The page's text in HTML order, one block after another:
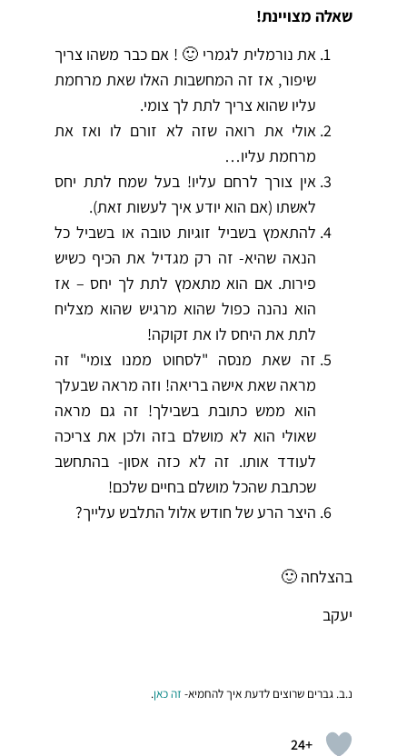
שאלה מצויינת!
את נורמלית לגמרי 🙂 ! אם כבר משהו צריך
שיפור, אז זה המחשבות האלו שאת מרחמת
עליו שהוא צריך לתת לך צומי.
אולי את רואה שזה לא זורם לו ואז את
מרחמת עליו…
אין צורך לרחם עליו! בעל שמח לתת יחס
לאשתו (אם הוא יודע איך לעשות זאת).
להתאמץ בשביל זוגיות טובה או בשביל כל
הנאה שהיא- זה רק מגדיל את הכיף כשיש
פירות. אם הוא מתאמץ לתת לך יחס – אז
הוא נהנה כפול שהוא מרגיש שהוא מצליח
לתת את היחס לו את זקוקה!
זה שאת מנסה "לסחוט ממנו צומי" זה
מראה שאת אישה בריאה! וזה מראה שבעלך
הוא ממש כתובת בשבילך! זה גם מראה
שאולי הוא לא מושלם בזה ולכן את צריכה
לעודד אותו. זה לא כזה אסון- בהתחשב
שכתבת שהכל מושלם בחיים שלכם!
היצר הרע של חודש אלול התלבש עלייך?
בהצלחה 🙂
יעקב
נ.ב. גברים שרוצים לדעת איך להחמיא- זה כאן.
+24